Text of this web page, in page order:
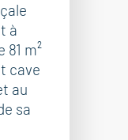
à
81 m²
cave
au
sa